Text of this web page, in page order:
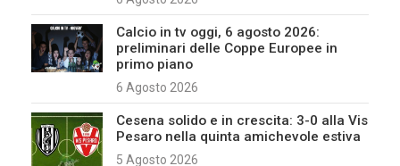
Calcio in tv oggi, 6 agosto 2026:
preliminari delle Coppe Europee in
primo piano
6 Agosto 2026
Cesena solido e in crescita: 3-0 alla Vis
Pesaro nella quinta amichevole estiva
5 Agosto 2026